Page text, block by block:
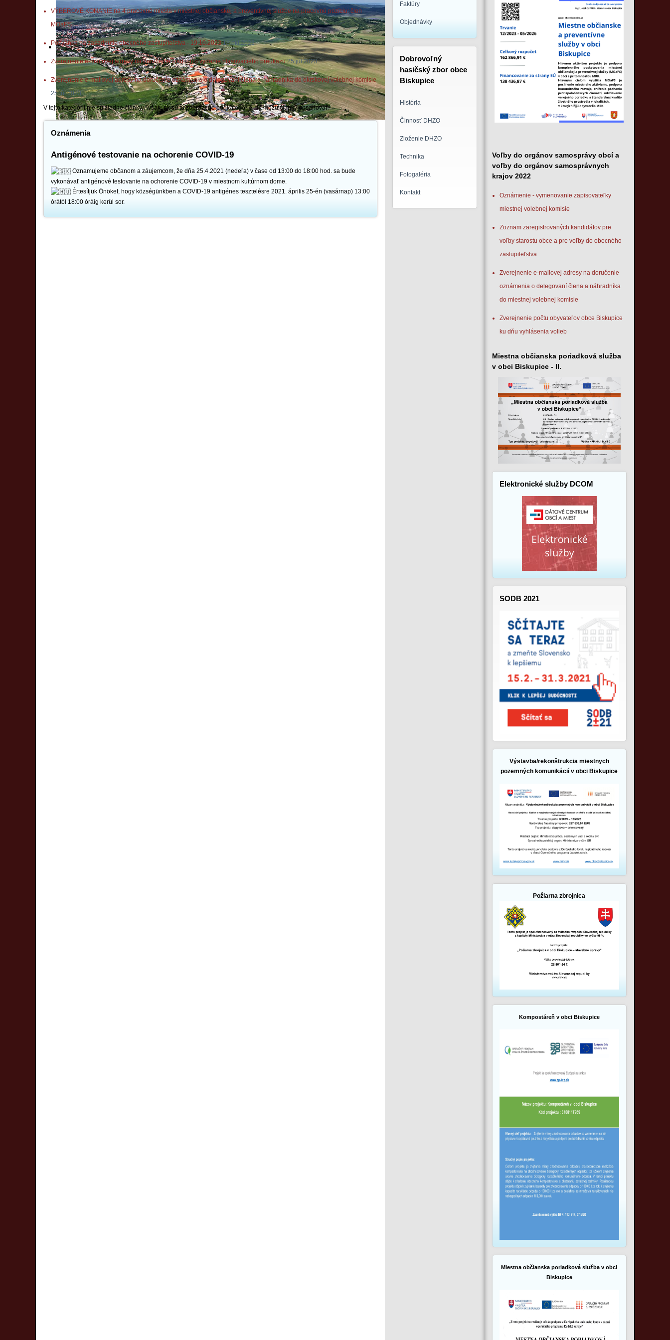
VÝBEROVÉ KONANIE na 4 pracovné miesta v miestnej občianskej a preventívnej službe na pracovnú pozíciu: člen
MOaPS 17.nov.2023
Pozvánka na zasadnutie obecného zastupiteľstva - 19.10.2023 18.okt.2023
Zverejnenie e-mailovej adresy na doručenie žiadostí o vydanie hlasovacieho preukazu 25.júl.2023
Zverejnenie e-mailovej adresy na doručenie oznámenia o delegovaní člena a náhradníka do okrskovej volebnej komisie
25.júl.2023
V tejto kategórii nie sú žiadne články. Avšak, ak sú tu zobrazené podkategórie, tie môžu články obsahovať.
Oznámenia
Antigénové testovanie na ochorenie COVID-19
Oznamujeme občanom a záujemcom, že dňa 25.4.2021 (nedeľa) v čase od 13:00 do 18:00 hod. sa bude
vykonávať antigénové testovanie na ochorenie COVID-19 v miestnom kultúrnom dome.
Értesítjük Önöket, hogy községünkben a COVID-19 antigénes tesztelésre 2021. április 25-én (vasárnap) 13:00
órától 18:00 óráig kerül sor.
Faktúry
Objednávky
Dobrovoľný
hasičský zbor obce
Biskupice
História
Činnosť DHZO
Zloženie DHZO
Technika
Fotogaléria
Kontakt
Voľby do orgánov samosprávy obcí a
voľby do orgánov samosprávnych
krajov 2022
Oznámenie - vymenovanie zapisovateľky
miestnej volebnej komisie
Zoznam zaregistrovaných kandidátov pre
voľby starostu obce a pre voľby do obecného
zastupiteľstva
Zverejnenie e-mailovej adresy na doručenie
oznámenia o delegovaní člena a náhradníka
do miestnej volebnej komisie
Zverejnenie počtu obyvateľov obce Biskupice
ku dňu vyhlásenia volieb
Miestna občianska poriadková služba
v obci Biskupice - II.
Elektronické služby DCOM
SODB 2021
Výstavba/rekonštrukcia miestnych
pozemných komunikácií v obci Biskupice
Požiarna zbrojnica
Kompostáreň v obci Biskupice
Miestna občianska poriadková služba v obci
Biskupice